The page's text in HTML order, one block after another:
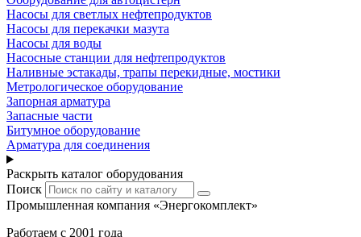
Насосы для светлых нефтепродуктов
Насосы для перекачки мазута
Насосы для воды
Насосные станции для нефтепродуктов
Наливные эстакады, трапы перекидные, мостики
Метрологическое оборудование
Запорная арматура
Запасные части
Битумное оборудование
Арматура для соединения
Раскрыть каталог оборудования
Поиск
Промышленная компания «Энергокомплект»
Работаем с 2001 года